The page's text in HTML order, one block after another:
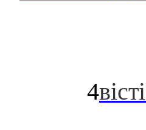
4вiстi